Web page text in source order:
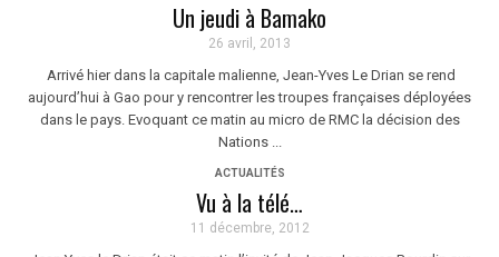
Un jeudi à Bamako
26 avril, 2013
Arrivé hier dans la capitale malienne, Jean-Yves Le Drian se rend
aujourd’hui à Gao pour y rencontrer les troupes françaises déployées
dans le pays. Evoquant ce matin au micro de RMC la décision des
Nations ...
ACTUALITÉS
Vu à la télé…
11 décembre, 2012